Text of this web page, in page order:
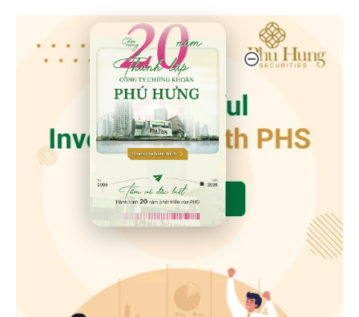
20 Năm Thành Lập - Công Ty Chứng Khoán Phú